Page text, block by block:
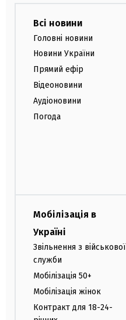
Всі новини
Головні новини
Новини України
Прямий ефір
Відеоновини
Аудіоновини
Погода
Мобілізація в
Україні
Звільнення з військової
служби
Мобілізація 50+
Мобілізація жінок
Контракт для 18-24-